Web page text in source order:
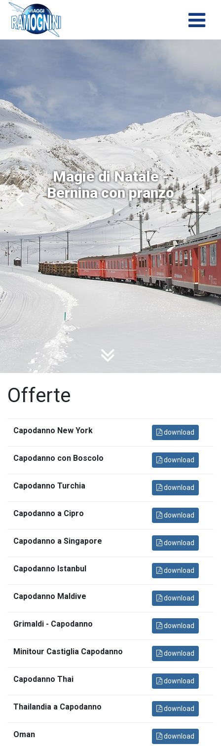
Magie di Natale -
Bernina con pranzo
Offerte
Capodanno New York download
Capodanno con Boscolo download
Capodanno Turchia download
Capodanno a Cipro download
Capodanno a Singapore download
Capodanno Istanbul download
Capodanno Maldive download
Grimaldi - Capodanno download
Minitour Castiglia Capodanno download
Capodanno Thai download
Thailandia a Capodanno download
Oman download